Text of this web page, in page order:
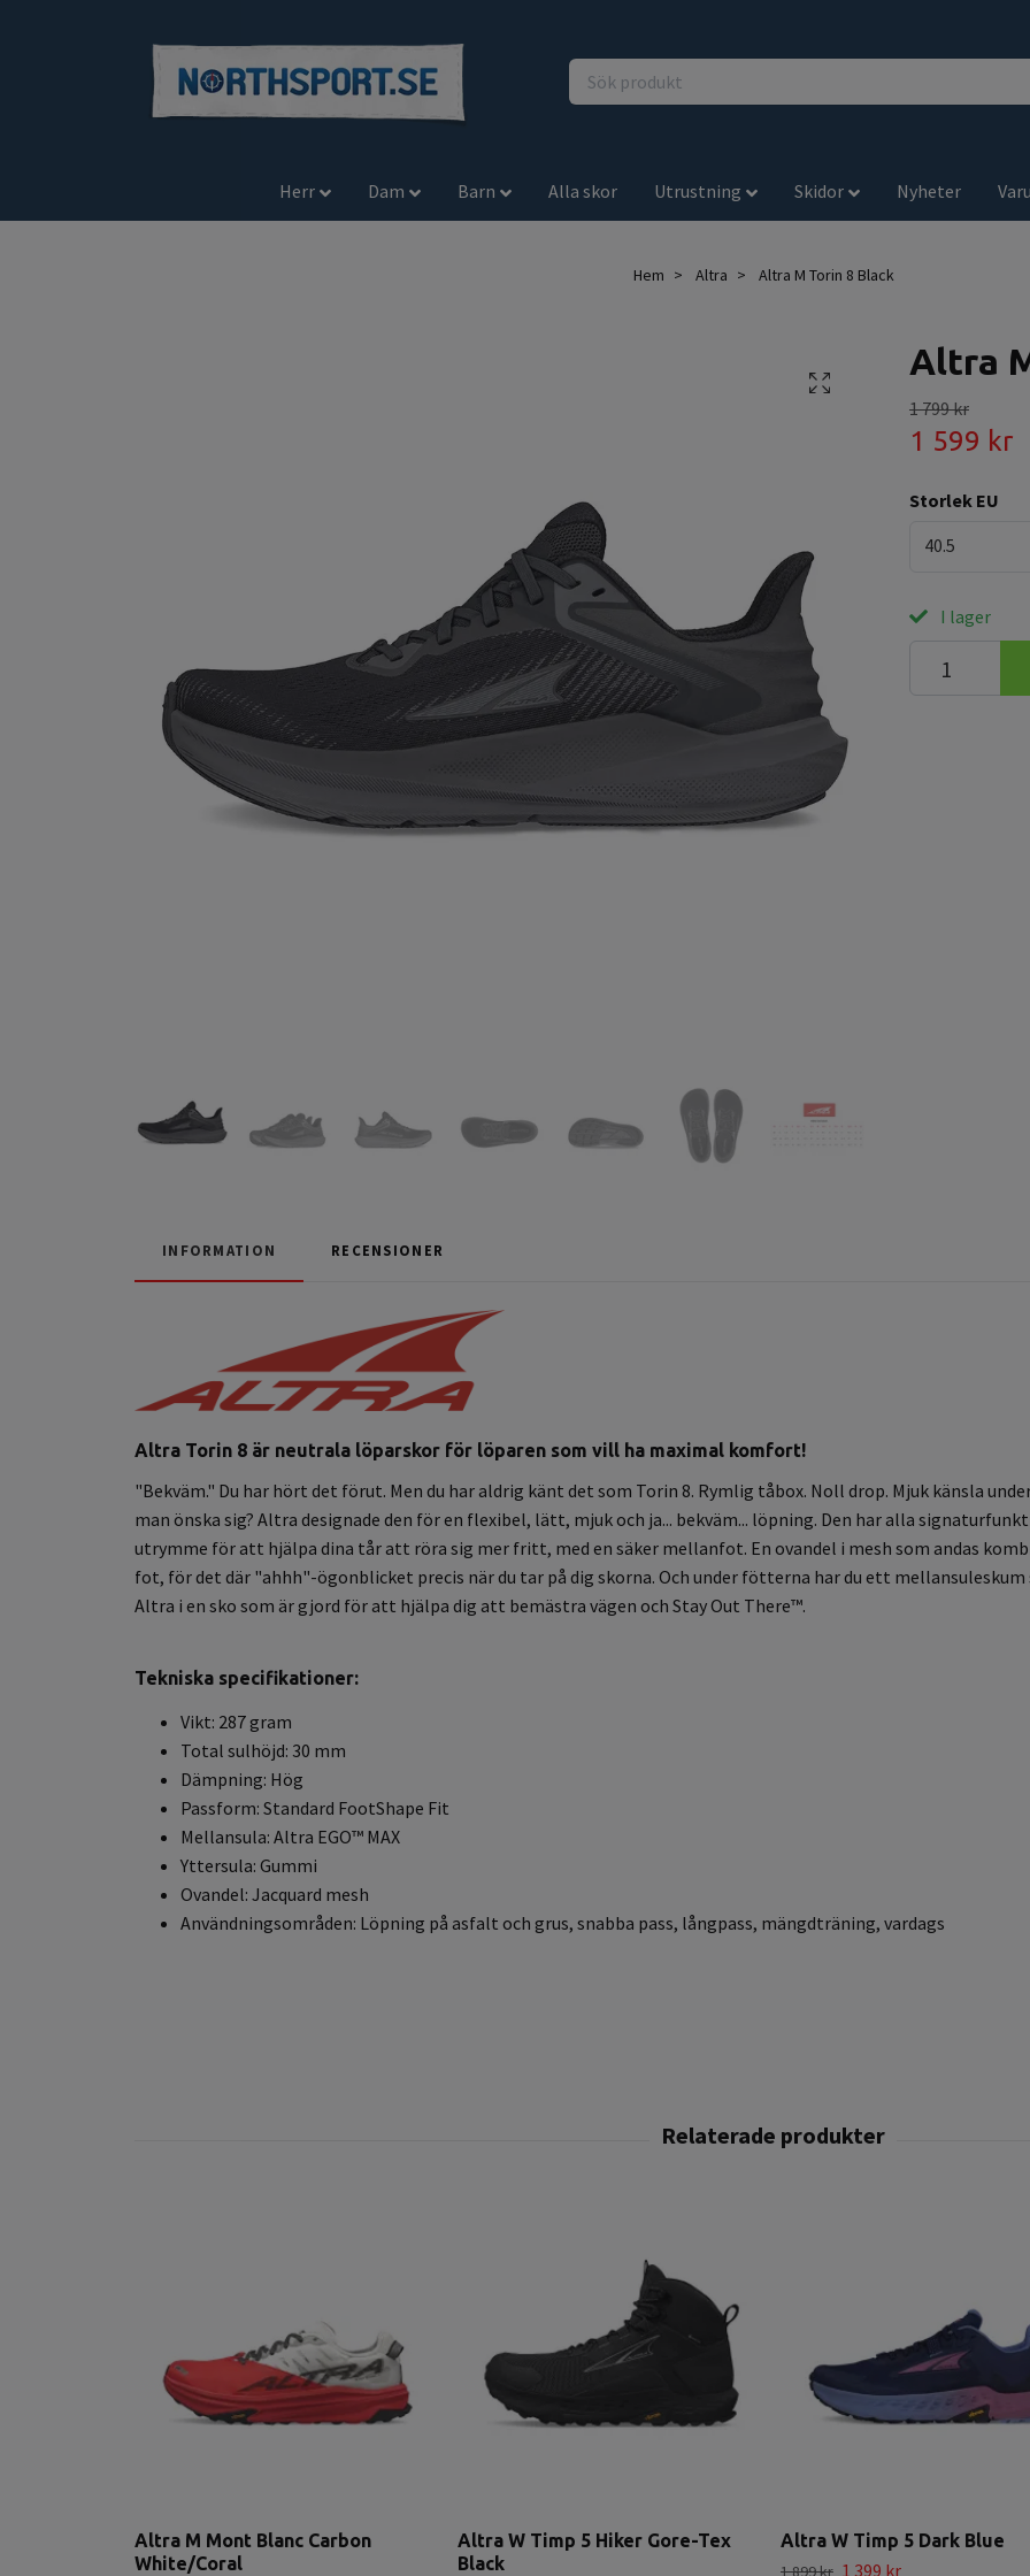
Herr Dam Barn Alla skor Utrustning Skidor Nyheter
Hem Altra Altra M Torin 8 Black
Altra
1 799 kr
1 599 kr
Storlek EU
40.5
I lager
INFORMATION RECENSIONER
Altra Torin 8 är neutrala löparskor för löparen som vill ha maximal komfort!
"Bekväm." Du har hört det förut. Men du har aldrig känt det som Torin 8. Rymlig tåbox. Noll drop. Mjuk känsla
man önska sig? Altra designade den för en flexibel, lätt, mjuk och ja... bekväm... löpning. Den har alla
utrymme för att hjälpa dina tår att röra sig mer fritt, med en säker mellanfot. En ovandel i mesh som andas
fot, för det där "ahhh"-ögonblicket precis när du tar på dig skorna. Och under fötterna har du ett
Altra i en sko som är gjord för att hjälpa dig att bemästra vägen och Stay Out There™.
Tekniska specifikationer:
Vikt: 287 gram
Total sulhöjd: 30 mm
Dämpning: Hög
Passform: Standard FootShape Fit
Mellansula: Altra EGO™ MAX
Yttersula: Gummi
Ovandel: Jacquard mesh
Användningsområden: Löpning på asfalt och grus, snabba pass, långpass, mängdträning, vardags
Altra M Mont Blanc Carbon
White/Coral
Altra W Timp 5 Hiker Gore-Tex
Black
Altra W Timp 5 Dark Blue
1 899 kr 1 399 kr